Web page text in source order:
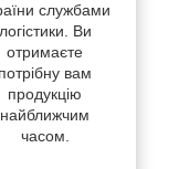
службами
логістики. Ви
отримаєте
потрібну вам
продукцію
найближчим
часом.